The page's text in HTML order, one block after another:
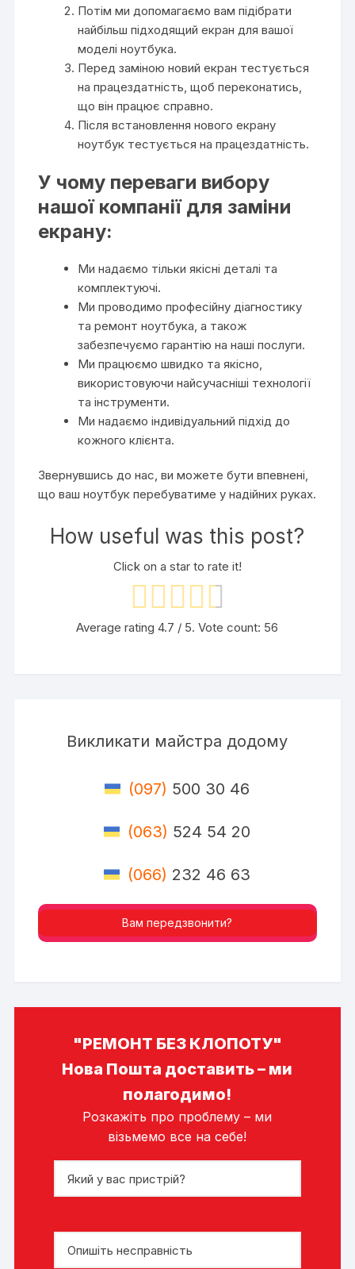
Потім ми допомагаємо вам підібрати
найбільш підходящий екран для вашої
моделі ноутбука.
Перед заміною новий екран тестується
на працездатність, щоб переконатись,
що він працює справно.
Після встановлення нового екрану
ноутбук тестується на працездатність.
У чому переваги вибору
нашої компанії для заміни
екрану:
Ми надаємо тільки якісні деталі та
комплектуючі.
Ми проводимо професійну діагностику
та ремонт ноутбука, а також
забезпечуємо гарантію на наші послуги.
Ми працюємо швидко та якісно,
використовуючи найсучасніші технології
та інструменти.
Ми надаємо індивідуальний підхід до
кожного клієнта.
Звернувшись до нас, ви можете бути впевнені,
що ваш ноутбук перебуватиме у надійних руках.
How useful was this post?
Click on a star to rate it!
Average rating4.7 / 5. Vote count: 56
Викликати майстра додому
(097) 500 30 46
(063) 524 54 20
(066) 232 46 63
Вам передзвонити?
"РЕМОНТ БЕЗ КЛОПОТУ"
Нова Пошта доставить – ми
полагодимо!
Розкажіть про проблему – ми
візьмемо все на себе!